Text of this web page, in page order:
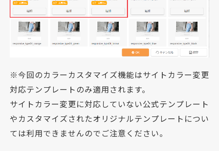
※今回のカラーカスタマイズ機能はサイトカラー変更
対応テンプレートのみ適用されます。
サイトカラー変更に対応していない公式テンプレート
やカスタマイズされたオリジナルテンプレートについ
ては利用できませんのでご注意ください。